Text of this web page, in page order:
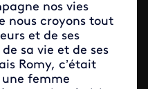
nos vies
nous croyons tout
et de ses
sa vie et de ses
Romy, c’était
femme